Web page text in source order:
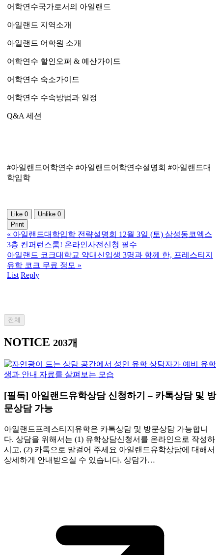
어학연수국가로서의 아일랜드
아일랜드 지역소개
아일랜드 어학원 소개
어학연수 할인오퍼 & 예산가이드
어학연수 숙소가이드
어학연수 수속방법과 일정
Q&A 세션
#아일랜드어학연수 #아일랜드어학연수설명회 #아일랜드대
학입학
Like 0 Unlike 0
Print
« 아일랜드대학입학 전략설명회 12월 3일 (토) 삼성동코엑스
3층 컨퍼런스룸! 온라인사전신청 필수
아일랜드 코크대학교 약대신입생 3명과 함께 한, 프레스티지
유학 코크 무료 정모 »
List Reply
전체
NOTICE 203개
[필독] 아일랜드유학상담 신청하기 – 카톡상담 및 방
문상담 가능
아일랜드프레스티지유학은 카톡상담 및 방문상담 가능합니
다. 상담을 위해서는 (1) 유학상담신청서를 온라인으로 작성하
시고, (2) 카톡으로 말걸어 주세요 아일랜드유학상담에 대해서
상세하게 안내받으실 수 있습니다. 상담가…